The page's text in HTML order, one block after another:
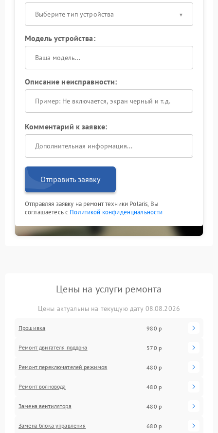
Выберите тип устройства
Модель устройства:
Описание неисправности:
Комментарий к заявке:
Отправить заявку
Отправляя заявку на ремонт техники Polaris, Вы
соглашаетесь с Политикой конфиденциальности
Цены на услуги ремонта
Цены актуальны на текущую дату 08.08.2026
Прошивка 980 р
Ремонт двигателя поддона 570 р
Ремонт переключателей режимов 480 р
Ремонт волновода 480 р
Замена вентилятора 480 р
Замена блока управления 680 р